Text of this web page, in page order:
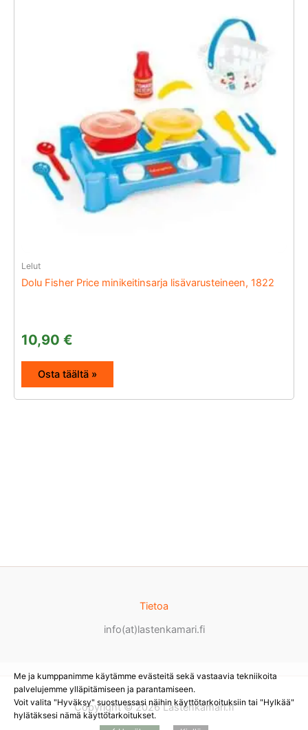
Lelut
Dolu Fisher Price minikeitinsarja lisävarusteineen, 1822
10,90 €
Osta täältä »
Tietoa
info(at)lastenkamari.fi
Copyright © 2026 Lastenkamari.fi
Me ja kumppanimme käytämme evästeitä sekä vastaavia tekniikoita
palvelujemme ylläpitämiseen ja parantamiseen.
Voit valita "Hyväksy" suostuessasi näihin käyttötarkoituksiin tai "Hylkää"
hylätäksesi nämä käyttötarkoitukset.